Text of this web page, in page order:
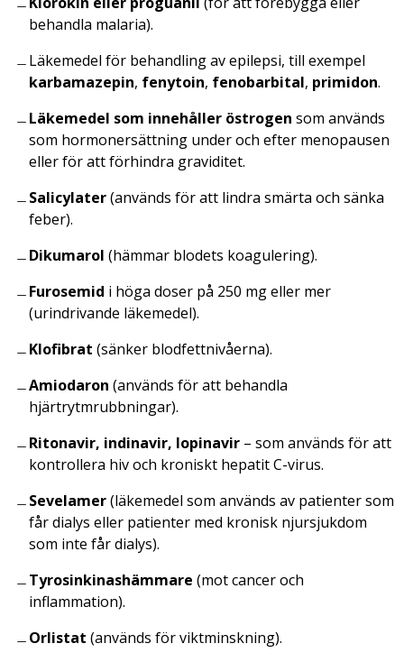
behandla malaria).
Läkemedel för behandling av epilepsi, till exempel
karbamazepin, fenytoin, fenobarbital, primidon.
Läkemedel som innehåller östrogen som används
som hormonersättning under och efter menopausen
eller för att förhindra graviditet.
Salicylater(används för att lindra smärta och sänka
feber).
Dikumarol (hämmar blodets koagulering).
Furosemid i höga doser på 250 mg eller mer
(urindrivande läkemedel).
Klofibrat (sänker blodfettnivåerna).
Amiodaron (används för att behandla
hjärtrytmrubbningar).
Ritonavir, indinavir, lopinavir – som används för att
kontrollera hiv och kroniskt hepatit C-virus.
Sevelamer(läkemedel som används av patienter som
får dialys eller patienter med kronisk njursjukdom
som inte får dialys).
Tyrosinkinashämmare (mot cancer och
inflammation).
Orlistat (används för viktminskning).